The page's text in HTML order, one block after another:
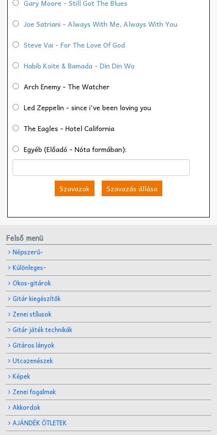
Gary Moore - Still Got The Blues
Joe Satriani - Always With Me, Always With You
Steve Vai - For The Love Of God
Habib Koite & Bamada - Din Din Wo
Arch Enemy - The Watcher
Led Zeppelin - since i've been loving you
The Eagles - Hotel California
Egyéb (Előadó - Nóta formában):
Szavazok Szavazás állása
Felső menü
Népszerű-
Különleges-
Okos-gitárok
Gitár kiegészítők
Zenei stílusok
Gitár játék technikák
Gitáros lányok
Utcazenészek
Képek
Zenei fogalmak
Akkordok
AJÁNDÉK ÖTLETEK